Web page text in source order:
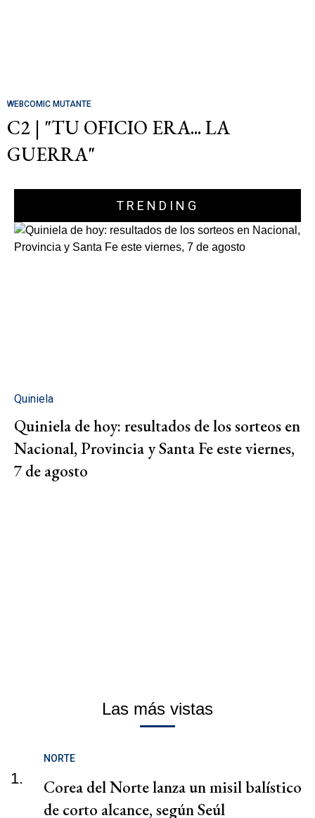
WEBCOMIC MUTANTE
C2 | "TU OFICIO ERA... LA
GUERRA"
TRENDING
Quiniela
Quiniela de hoy: resultados de los sorteos en
Nacional, Provincia y Santa Fe este viernes,
7 de agosto
Las más vistas
1.
NORTE
Corea del Norte lanza un misil balístico
de corto alcance, según Seúl